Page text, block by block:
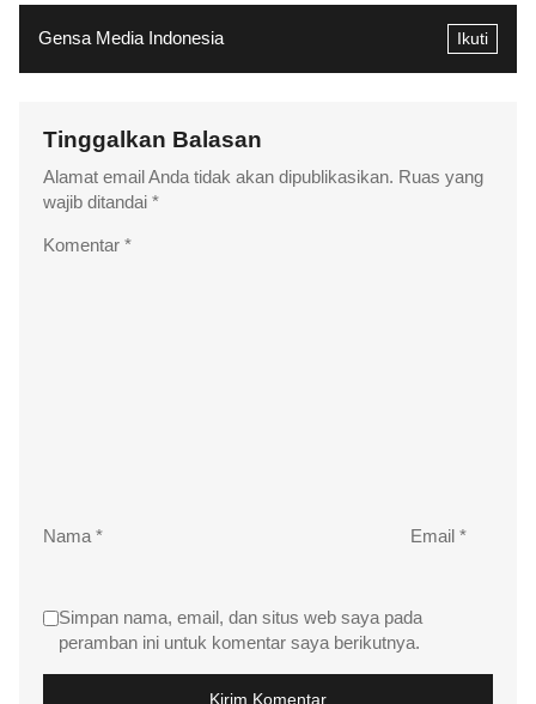
Gensa Media Indonesia Ikuti
Tinggalkan Balasan
Alamat email Anda tidak akan dipublikasikan. Ruas yang
wajib ditandai *
Komentar *
Nama * Email *
Simpan nama, email, dan situs web saya pada
peramban ini untuk komentar saya berikutnya.